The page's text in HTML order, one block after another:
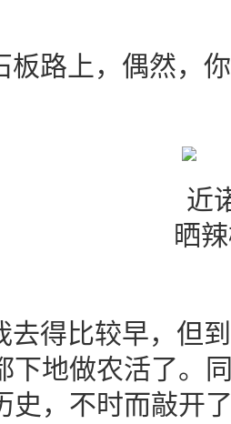
上，偶然，你
晒
比较早，但到
地做农活了。
史，不时而敲开